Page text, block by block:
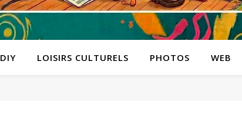
DIY LOISIRS CULTURELS PHOTOS WEB